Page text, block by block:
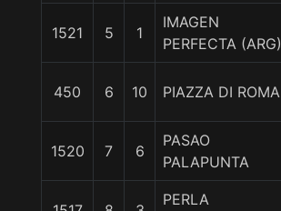
1521 5 1
IMAGEN
PERFECTA (ARG)
450 6 10 PIAZZA DI ROMA
1520 7 6
PASAO
PALAPUNTA
PERLA